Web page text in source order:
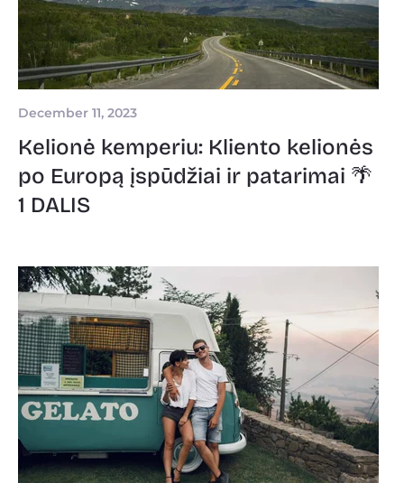
December 11, 2023
Kelionė kemperiu: Kliento kelionės
po Europą įspūdžiai ir patarimai 🌴
1 DALIS